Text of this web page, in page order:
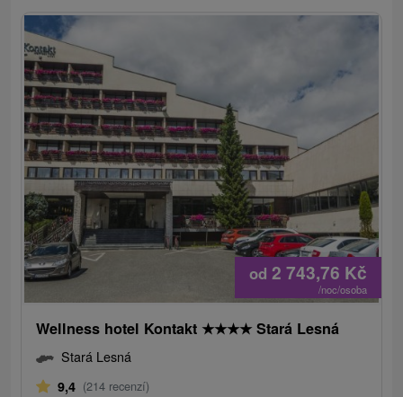
od 2 743,76 Kč
/noc/osoba
Wellness hotel Kontakt ★★★★ Stará Lesná
Stará Lesná
9,4 (214 recenzí)